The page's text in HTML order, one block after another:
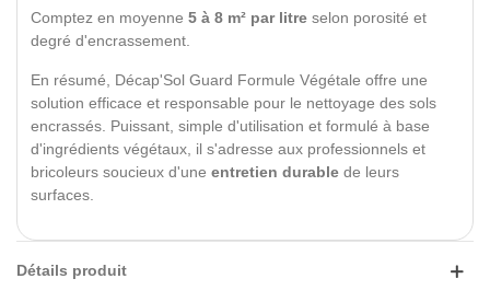
Comptez en moyenne 5 à 8 m² par litre selon porosité et
degré d'encrassement.
En résumé, Décap'Sol Guard Formule Végétale offre une
solution efficace et responsable pour le nettoyage des sols
encrassés. Puissant, simple d'utilisation et formulé à base
d'ingrédients végétaux, il s'adresse aux professionnels et
bricoleurs soucieux d'une entretien durable de leurs
surfaces.
Détails produit